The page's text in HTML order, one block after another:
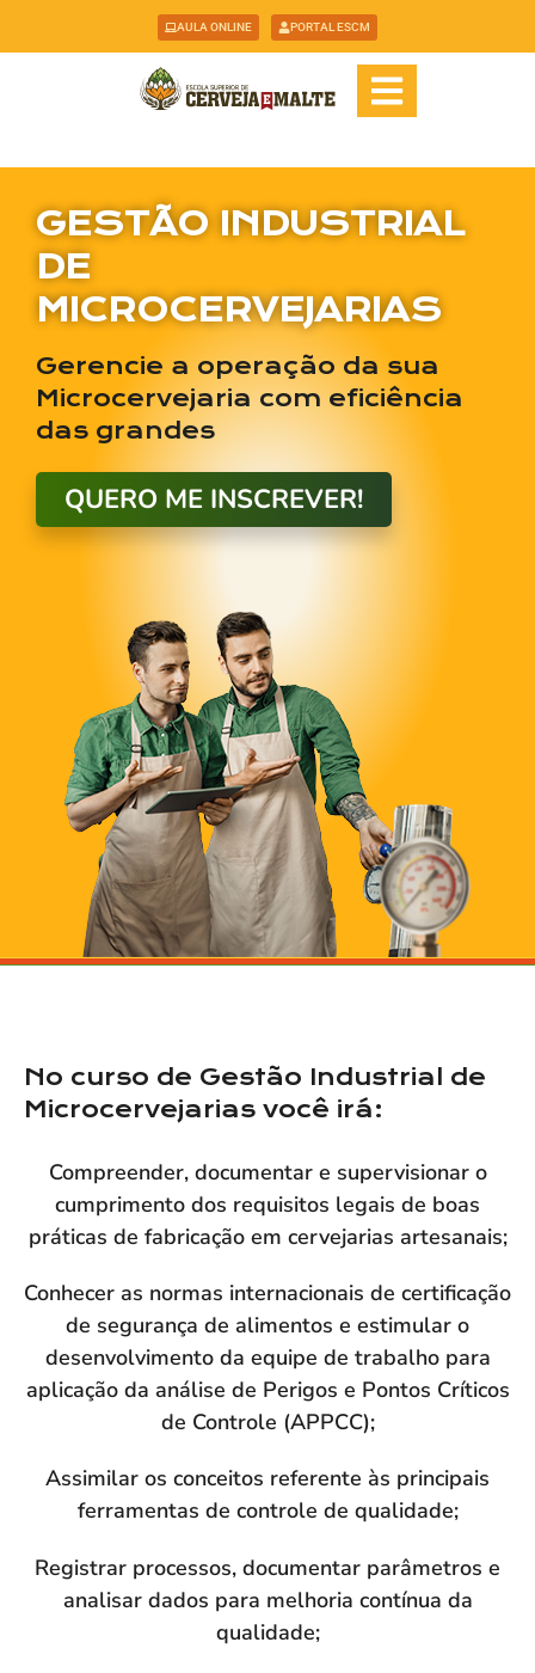
AULA ONLINE PORTAL ESCM
GESTÃO INDUSTRIAL
DE
MICROCERVEJARIAS
Gerencie a operação da sua
Microcervejaria com eficiência
das grandes
QUERO ME INSCREVER!
No curso de Gestão Industrial de
Microcervejarias você irá:
Compreender, documentar e supervisionar o
cumprimento dos requisitos legais de boas
práticas de fabricação em cervejarias artesanais;
Conhecer as normas internacionais de certificação
de segurança de alimentos e estimular o
desenvolvimento da equipe de trabalho para
aplicação da análise de Perigos e Pontos Críticos
de Controle (APPCC);
Assimilar os conceitos referente às principais
ferramentas de controle de qualidade;
Registrar processos, documentar parâmetros e
analisar dados para melhoria contínua da
qualidade;